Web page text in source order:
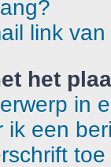
link
het
in
ik een